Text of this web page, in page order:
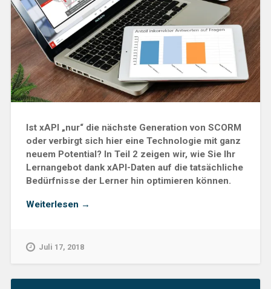
Ist xAPI „nur“ die nächste Generation von SCORM
oder verbirgt sich hier eine Technologie mit ganz
neuem Potential? In Teil 2 zeigen wir, wie Sie Ihr
Lernangebot dank xAPI-Daten auf die tatsächliche
Bedürfnisse der Lerner hin optimieren können.
Weiterlesen „User
xAPI
→
Juli 17, 2018